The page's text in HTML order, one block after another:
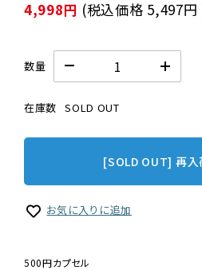
4,998円 (税込価格 5,497円
数量
在庫数 SOLD OUT
[SOLD OUT] 再入
お気に入りに追加
500円カプセル